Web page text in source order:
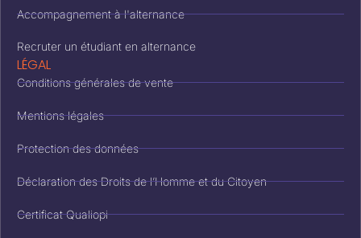
Accompagnement à l'alternance
Recruter un étudiant en alternance
LÉGAL
Conditions générales de vente
Mentions légales
Protection des données
Déclaration des Droits de l’Homme et du Citoyen
Certificat Qualiopi